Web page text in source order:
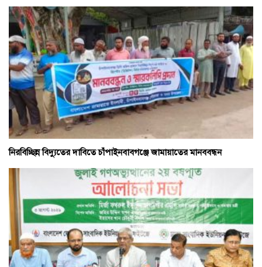
নিরবিচ্ছিন্ন বিদ্যুতের দাবিতে চাঁপাইনবাবগঞ্জে জামায়াতের মানববন্ধন